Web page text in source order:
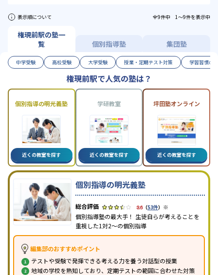
表示順について 全9件中 1〜9件を表示中
権現前駅の塾一
覧
個別指導塾 集団塾
中学受験 高校受験 大学受験 授業・定期テスト対策 学習習慣の
権現前駅で人気の塾は？
個別指導の明光義塾
近くの教室を探す
学研教室
近くの教室を探す
坪田塾オンライン
近くの教室を探す
個別指導の明光義塾
3.6（53件） ※
個別指導塾の最大手！ 生徒自らが考えることを
重視した1対2〜の個別指導
編集部のおすすめポイント
テストや受験で発揮できる考える力を養う対話型の授業
地域の学校を熟知しており、定期テストの範囲に合わせた対策